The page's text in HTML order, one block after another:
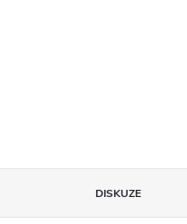
DISKUZE